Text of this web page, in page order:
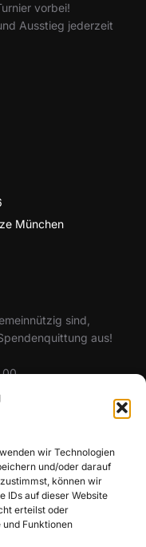
wir Technologien
und/oder darauf
können wir
IDs auf dieser Website
erteilst oder
Funktionen
vorbei!
Ausstieg jederzeit
München
sind,
aus!
00